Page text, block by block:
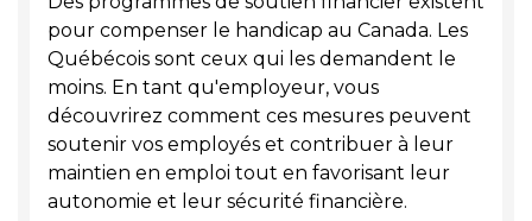
pour compenser le handicap au Canada. Les
Québécois sont ceux qui les demandent le
moins. En tant qu'employeur, vous
découvrirez comment ces mesures peuvent
soutenir vos employés et contribuer à leur
maintien en emploi tout en favorisant leur
autonomie et leur sécurité financière.